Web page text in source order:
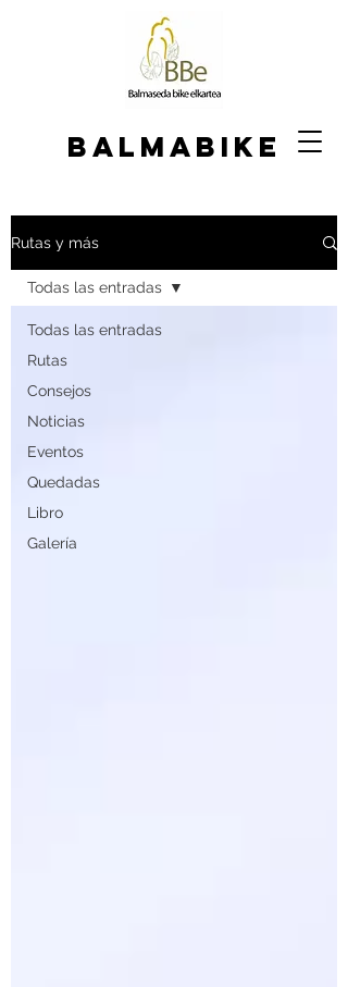
BALMABIKE
Rutas y más
Todas las entradas
Rutas
Consejos
Noticias
Eventos
Quedadas
Libro
Galería
Todas las entradas